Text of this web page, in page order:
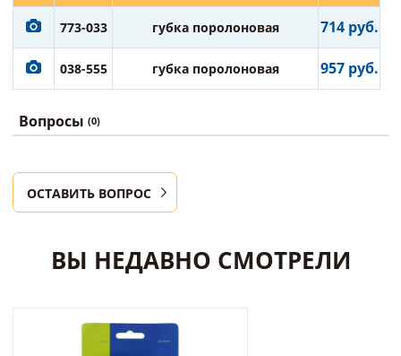
773-033 губка поролоновая 714 руб.
038-555 губка поролоновая 957 руб.
Вопросы (0)
ОСТАВИТЬ ВОПРОС
ВЫ НЕДАВНО СМОТРЕЛИ